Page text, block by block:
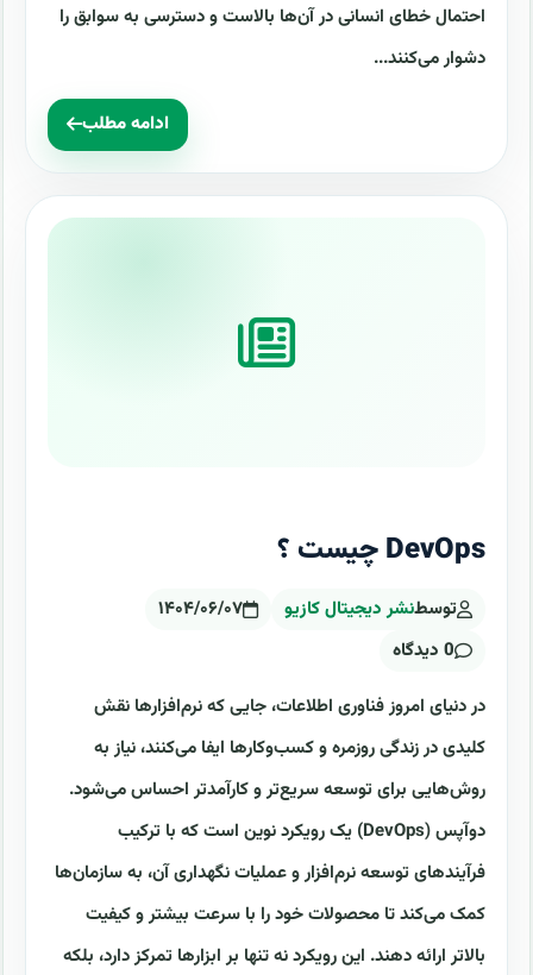
احتمال خطای انسانی در آن‌ها بالاست و دسترسی به سوابق را
دشوار می‌کنند...
ادامه مطلب
DevOps چیست ؟
توسطنشر دیجیتال کازیو
۱۴۰۴/۰۶/۰۷
0 دیدگاه
در دنیای امروز فناوری اطلاعات، جایی که نرم‌افزارها نقش
کلیدی در زندگی روزمره و کسب‌وکارها ایفا می‌کنند، نیاز به
روش‌هایی برای توسعه سریع‌تر و کارآمدتر احساس می‌شود.
دوآپس (DevOps) یک رویکرد نوین است که با ترکیب
فرآیندهای توسعه نرم‌افزار و عملیات نگهداری آن، به سازمان‌ها
کمک می‌کند تا محصولات خود را با سرعت بیشتر و کیفیت
بالاتر ارائه دهند. این رویکرد نه تنها بر ابزارها تمرکز دارد، بلکه